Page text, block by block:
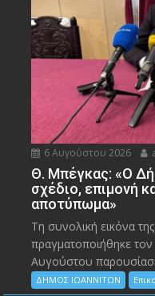
6 Αυγούστου 2026
Θ. Μπέγκας: «Ο
σχέδιο, επιμονή
αποτύπωμα»
Τη συνολική εικόνα
πραγματοποιήθηκε τον
Αυγούστου
ΔΗΜΟΣ ΙΩΑΝΝΙΤΩΝ